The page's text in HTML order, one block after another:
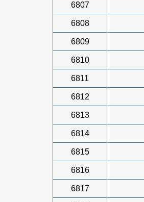
6807
6808
6809
6810
6811
6812
6813
6814
6815
6816
6817